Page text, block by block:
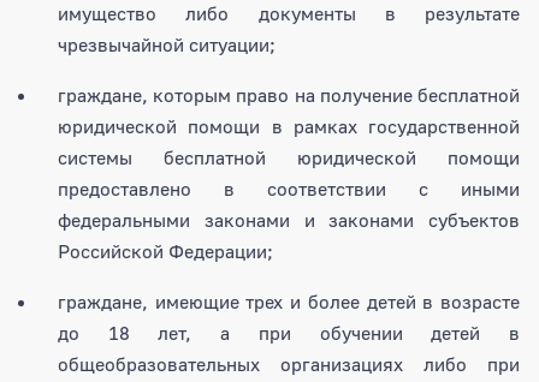
имущество либо документы в результате
чрезвычайной ситуации;
граждане, которым право на получение бесплатной
юридической помощи в рамках государственной
системы бесплатной юридической помощи
предоставлено в соответствии с иными
федеральными законами и законами субъектов
Российской Федерации;
граждане, имеющие трех и более детей в возрасте
до 18 лет, а при обучении детей в
общеобразовательных организациях либо при